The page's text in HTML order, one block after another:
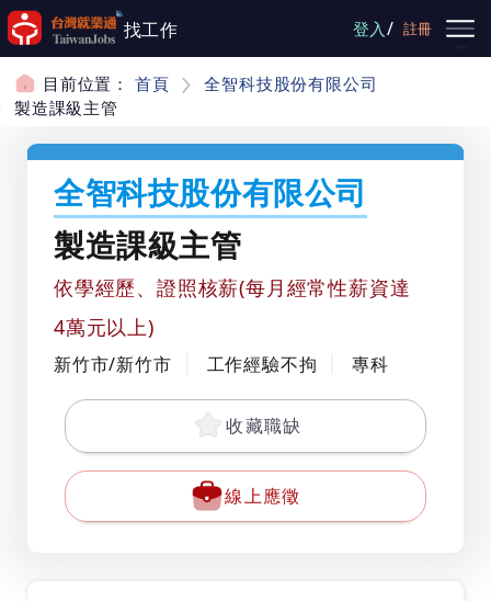
跳到主要內容
找工作 登入/ 註冊
目前位置： 首頁
全智科技股份有限公司
製造課級主管
全智科技股份有限公司
製造課級主管
依學經歷、證照核薪(每月經常性薪資達
4萬元以上)
新竹市/新竹市 工作經驗不拘 專科
收藏職缺
線上應徵